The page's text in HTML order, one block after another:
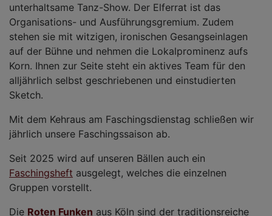
unterhaltsame Tanz-Show. Der Elferrat ist das
Organisations- und Ausführungsgremium. Zudem
stehen sie mit witzigen, ironischen Gesangseinlagen
auf der Bühne und nehmen die Lokalprominenz aufs
Korn. Ihnen zur Seite steht ein aktives Team für den
alljährlich selbst geschriebenen und einstudierten
Sketch.
Mit dem Kehraus am Faschingsdienstag schließen wir
jährlich unsere Faschingssaison ab.
Seit 2025 wird auf unseren Bällen auch ein
Faschingsheft ausgelegt, welches die einzelnen
Gruppen vorstellt.
Die Roten Funken aus Köln sind der traditionsreiche